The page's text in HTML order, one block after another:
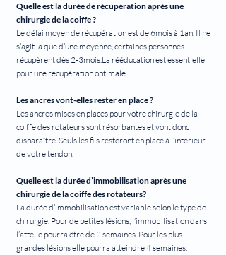
Quelle est la durée de récupération après une
chirurgie de la coiffe ?
Le délai moyen de récupération est de 6mois à 1an. Il ne
s’agit là que d’une moyenne, certaines personnes
récupèrent dès 2-3mois.La rééducation est essentielle
pour une récupération optimale.
Les ancres vont-elles rester en place ?
Les ancres mises en places pour votre chirurgie de la
coiffe des rotateurs sont résorbantes et vont donc
disparaître. Seuls les fils resteront en place à l’intérieur
de votre tendon.
Quelle est la durée d’immobilisation après une
chirurgie de la coiffe des rotateurs?
La durée d’immobilisation est variable selon le type de
chirurgie. Pour de petites lésions, l’immobilisation dans
l’attelle pourra être de 2 semaines. Pour les plus
grandes lésions elle pourra atteindre 4 semaines.